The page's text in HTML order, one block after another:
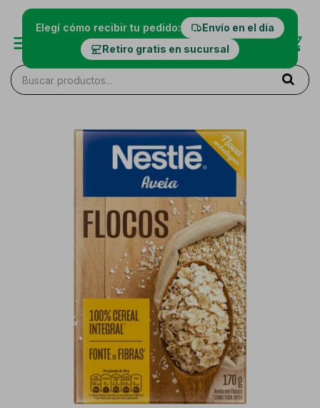
Elegí cómo recibir tu pedido:
Envío en el día
Retiro gratis en sucursal